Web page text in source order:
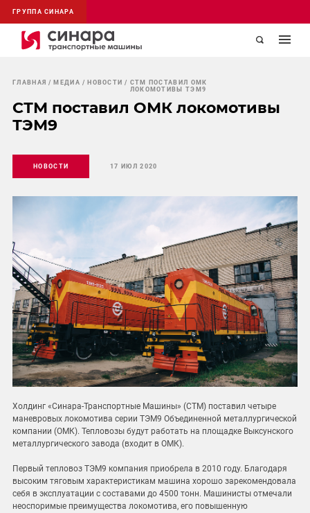
ГРУППА СИНАРА
ГЛАВНАЯ МЕДИА НОВОСТИ
СТМ ПОСТАВИЛ ОМК
ЛОКОМОТИВЫ ТЭМ9
СТМ поставил ОМК локомотивы
ТЭМ9
НОВОСТИ 17 ИЮЛ 2020
Холдинг «Синара-Транспортные Машины» (СТМ) поставил четыре
маневровых локомотива серии ТЭМ9 Объединенной металлургической
компании (ОМК). Тепловозы будут работать на площадке Выксунского
металлургического завода (входит в ОМК).
Первый тепловоз ТЭМ9 компания приобрела в 2010 году. Благодаря
высоким тяговым характеристикам машина хорошо зарекомендовала
себя в эксплуатации с составами до 4500 тонн. Машинисты отмечали
неоспоримые преимущества локомотива, его повышенную